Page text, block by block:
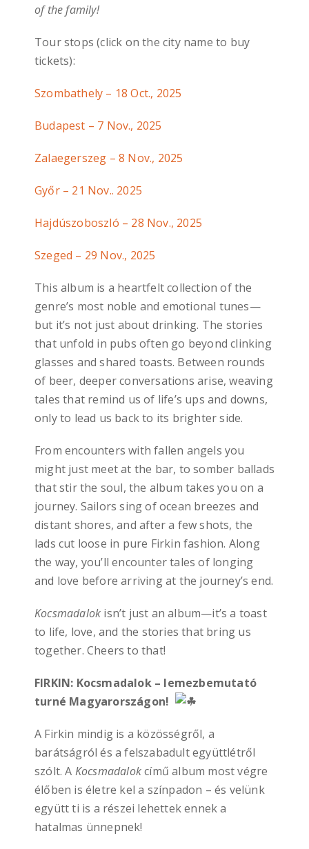
of the family!
Tour stops (click on the city name to buy
tickets):
Szombathely – 18 Oct., 2025
Budapest – 7 Nov., 2025
Zalaegerszeg – 8 Nov., 2025
Győr – 21 Nov.. 2025
Hajdúszoboszló – 28 Nov., 2025
Szeged – 29 Nov., 2025
This album is a heartfelt collection of the
genre’s most noble and emotional tunes—
but it’s not just about drinking. The stories
that unfold in pubs often go beyond clinking
glasses and shared toasts. Between rounds
of beer, deeper conversations arise, weaving
tales that remind us of life’s ups and downs,
only to lead us back to its brighter side.
From encounters with fallen angels you
might just meet at the bar, to somber ballads
that stir the soul, the album takes you on a
journey. Sailors sing of ocean breezes and
distant shores, and after a few shots, the
lads cut loose in pure Firkin fashion. Along
the way, you’ll encounter tales of longing
and love before arriving at the journey’s end.
Kocsmadalok isn’t just an album—it’s a toast
to life, love, and the stories that bring us
together. Cheers to that!
FIRKIN: Kocsmadalok – lemezbemutató
turné Magyarországon!
A Firkin mindig is a közösségről, a
barátságról és a felszabadult együttlétről
szólt. A Kocsmadalokcímű album most végre
élőben is életre kel a színpadon – és velünk
együtt ti is a részei lehettek ennek a
hatalmas ünnepnek!